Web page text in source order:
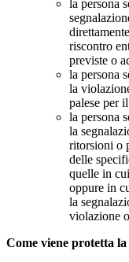
la persona
riscontro
previste o
la persona
la
palese per
la persona
la
ritorsioni o
delle
quelle in
oppure in
la
violazione
Come viene protetta